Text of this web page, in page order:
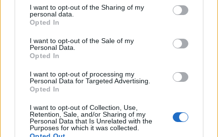
not limited to your visit or usage behaviour. You may click to
grant or deny consent to Google and its third-party tags to
use your data for below specified purposes in below Google
consent section.
I want to opt-out of the Sharing of my
personal data.
Opted In
I want to opt-out of the Sale of my
Personal Data.
Opted In
I want to opt-out of processing my
Personal Data for Targeted Advertising.
Opted In
I want to opt-out of Collection, Use,
Retention, Sale, and/or Sharing of my
Personal Data that Is Unrelated with the
Purposes for which it was collected.
Κατά τη διάρκεια της καταδίωξης, ο αστυνομικός